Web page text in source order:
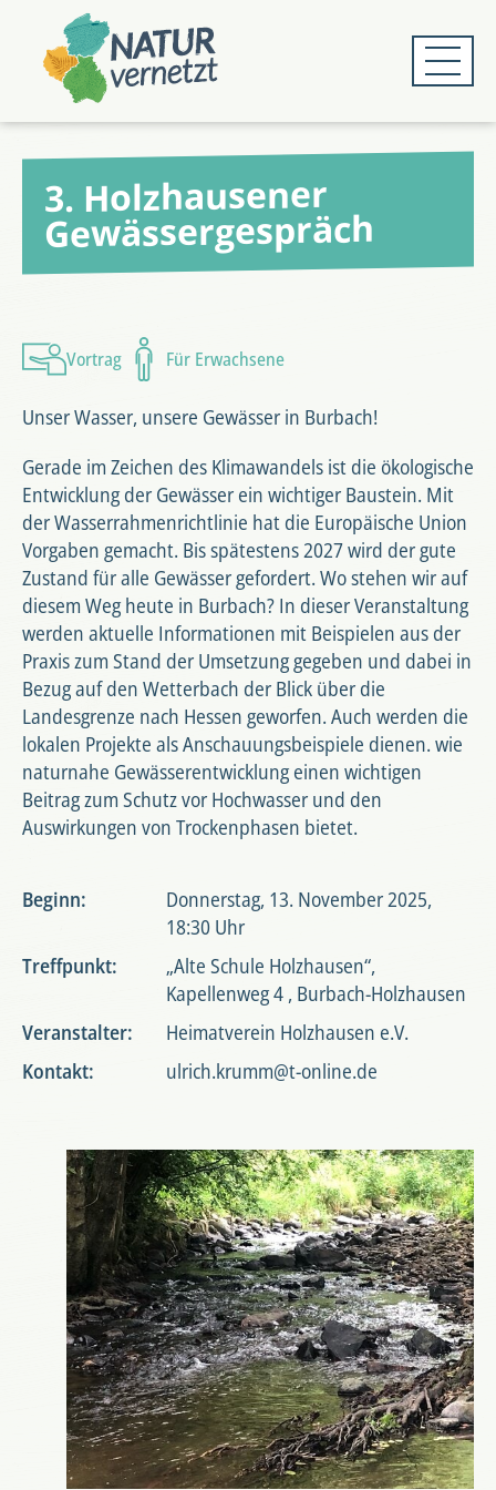
Hauptmenü
springen
Hauptinhalt
springen
3. Holzhausener
Gewässergespräch
Vortrag Für Erwachsene
Unser Wasser, unsere Gewässer in Burbach!
Gerade im Zeichen des Klimawandels ist die ökologische
Entwicklung der Gewässer ein wichtiger Baustein. Mit
der Wasserrahmenrichtlinie hat die Europäische Union
Vorgaben gemacht. Bis spätestens 2027 wird der gute
Zustand für alle Gewässer gefordert. Wo stehen wir auf
diesem Weg heute in Burbach? In dieser Veranstaltung
werden aktuelle Informationen mit Beispielen aus der
Praxis zum Stand der Umsetzung gegeben und dabei in
Bezug auf den Wetterbach der Blick über die
Landesgrenze nach Hessen geworfen. Auch werden die
lokalen Projekte als Anschauungsbeispiele dienen. wie
naturnahe Gewässerentwicklung einen wichtigen
Beitrag zum Schutz vor Hochwasser und den
Auswirkungen von Trockenphasen bietet.
Beginn:
Donnerstag, 13. November 2025,
18:30 Uhr
Treffpunkt:
„Alte Schule Holzhausen“,
Kapellenweg 4 , Burbach-Holzhausen
Veranstalter:
Heimatverein Holzhausen e.V.
Kontakt:
ulrich.krumm@t-online.de